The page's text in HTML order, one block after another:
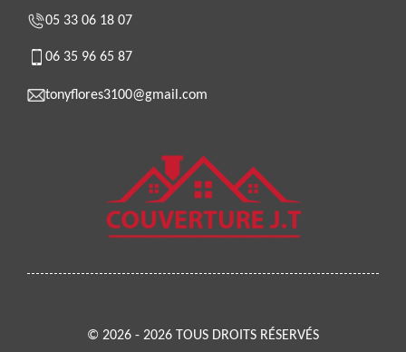
05 33 06 18 07
06 35 96 65 87
tonyflores3100@gmail.com
© 2026 - 2026 TOUS DROITS RÉSERVÉS